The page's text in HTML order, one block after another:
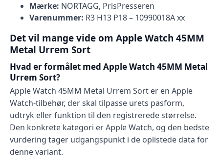
Mærke: NORTAGG, PrisPresseren
Varenummer: R3 H13 P18 – 10990018A xx
Det vil mange vide om Apple Watch 45MM
Metal Urrem Sort
Hvad er formålet med Apple Watch 45MM Metal
Urrem Sort?
Apple Watch 45MM Metal Urrem Sort er en Apple
Watch-tilbehør, der skal tilpasse urets pasform,
udtryk eller funktion til den registrerede størrelse.
Den konkrete kategori er Apple Watch, og den bedste
vurdering tager udgangspunkt i de oplistede data for
denne variant.